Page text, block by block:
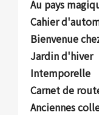
Au pays
Cahier
Bienvenue
Jardin d'hiver
Intemporelle
Carnet de
Anciennes